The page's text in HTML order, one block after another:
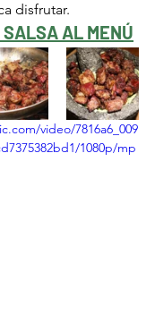
disfrutar.
SALSA AL MENÚ
video/7816a6_009
1080p/mp